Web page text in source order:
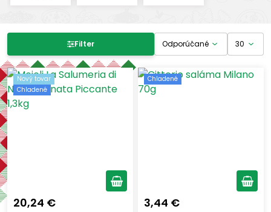
Filter produktov
Cena
Filter
Nový tovar
Chladené
20,24 €
Chladené
3,44 €